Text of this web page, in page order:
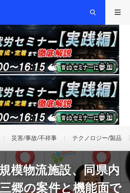
災害/事故/不祥事 テクノロジー/製品
模物流施設、同県内
郷の案件と機能面で